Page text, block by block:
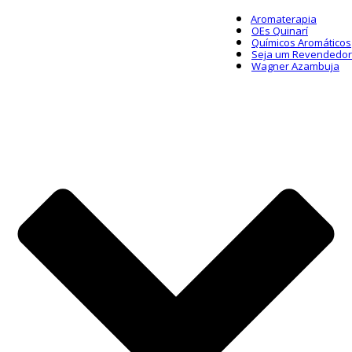
Aromaterapia
OEs Quinarí
Químicos Aromáticos
Seja um Revendedor
Wagner Azambuja